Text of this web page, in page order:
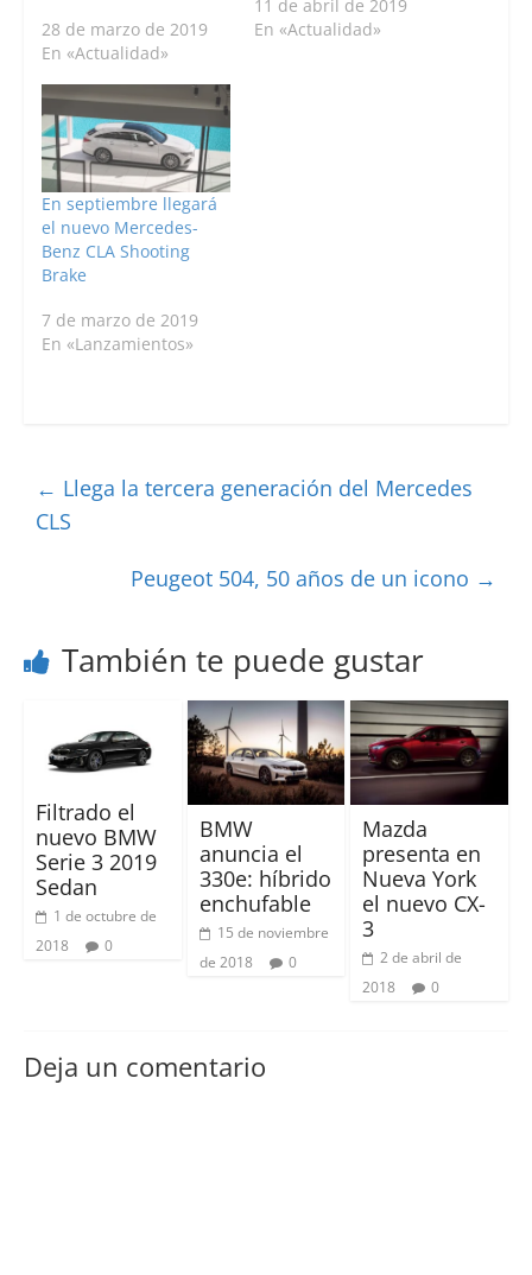
28 de marzo de 2019
En «Actualidad»
11 de abril de 2019
En «Actualidad»
En septiembre llegará
el nuevo Mercedes-
Benz CLA Shooting
Brake
7 de marzo de 2019
En «Lanzamientos»
← Llega la tercera generación del Mercedes
CLS
Peugeot 504, 50 años de un icono →
También te puede gustar
Filtrado el
nuevo BMW
Serie 3 2019
Sedan
1 de octubre de
2018
0
BMW
anuncia el
330e: híbrido
enchufable
15 de noviembre
de 2018
0
Mazda
presenta en
Nueva York
el nuevo CX-
3
2 de abril de
2018
0
Deja un comentario